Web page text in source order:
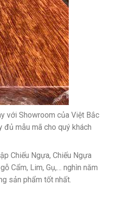
với Showroom của Việt Bắc
mẫu mã cho quý khách
Chiếu Ngựa, Chiếu Ngựa
Cẩm, Lim, Gụ,… nghìn năm
sản phẩm tốt nhất.